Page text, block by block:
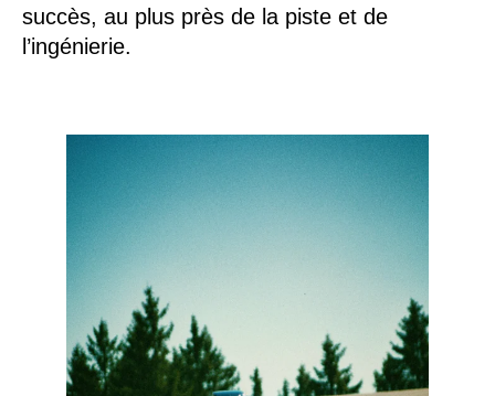
succès, au plus près de la piste et de
l’ingénierie.